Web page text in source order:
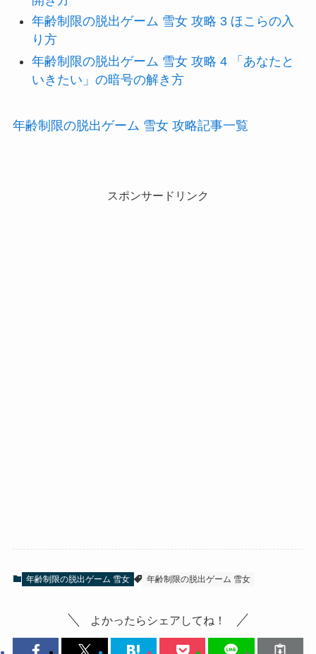
年齢制限の脱出ゲーム 雪女 攻略 3 ほこらの入
り方
年齢制限の脱出ゲーム 雪女 攻略 4 「あなたと
いきたい」の暗号の解き方
年齢制限の脱出ゲーム 雪女 攻略記事一覧
スポンサードリンク
年齢制限の脱出ゲーム 雪女 年齢制限の脱出ゲーム 雪女
よかったらシェアしてね！